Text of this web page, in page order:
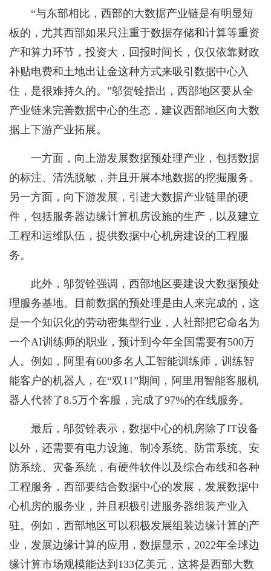
“与东部相比，西部的大数据产业链是有明显短
板的，尤其西部如果只注重于数据存储和计算等重资
产和算力环节，投资大，回报时间长，仅仅依靠财政
补贴电费和土地出让金这种方式来吸引数据中心入
住，是很难持久的。”邬贺铨指出，西部地区要从全
产业链来完善数据中心的生态，建议西部地区向大数
据上下游产业拓展。
一方面，向上游发展数据预处理产业，包括数据
的标注、清洗脱敏，并且开展本地数据的挖掘服务。
另一方面，向下游发展，引进大数据产业链里的硬
件，包括服务器边缘计算机房设施的生产，以及建立
工程和运维队伍，提供数据中心机房建设的工程服
务。
此外，邬贺铨强调，西部地区要建设大数据预处
理服务基地。目前数据的预处理是由人来完成的，这
是一个知识化的劳动密集型行业，人社部把它命名为
一个AI训练师的职业，预计到今年全国需要有500万
人。例如，阿里有600多名人工智能训练师，训练智
能客户的机器人，在“双11”期间，阿里用智能客服机
器人代替了8.5万个客服，完成了97%的在线服务。
最后，邬贺铨表示，数据中心的机房除了IT设备
以外，还需要有电力设施、制冷系统、防雷系统、安
防系统、灾备系统，有硬件软件以及综合布线和各种
工程服务，西部要结合数据中心的发展，发展数据中
心机房的服务业，并且积极引进服务器组装产业入
驻。例如，西部地区可以积极发展组装边缘计算的产
业，发展边缘计算的应用，数据显示，2022年全球边
缘计算市场规模能达到133亿美元，这将是西部大数